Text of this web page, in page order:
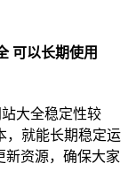
可以长期使用
大全稳定性较
，就能长期稳定运
新资源，确保大家